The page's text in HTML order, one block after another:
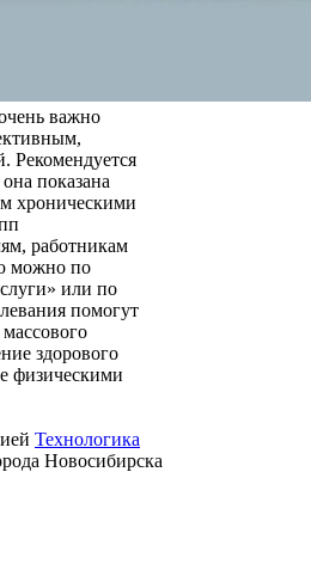
важно
Рекомендуется
показана
хроническими
работникам
можно по
или по
помогут
здорового
физическими
Технологика
Новосибирска